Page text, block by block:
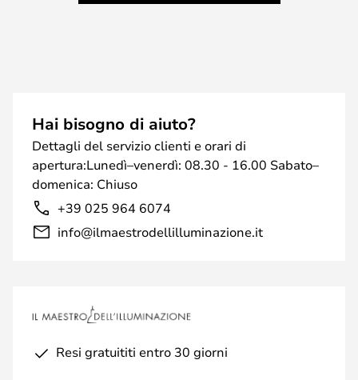
Hai bisogno di aiuto?
Dettagli del servizio clienti e orari di
apertura:Lunedì–venerdì: 08.30 - 16.00 Sabato–
domenica: Chiuso
+39 025 964 6074
info@ilmaestrodellilluminazione.it
Resi gratuititi entro 30 giorni